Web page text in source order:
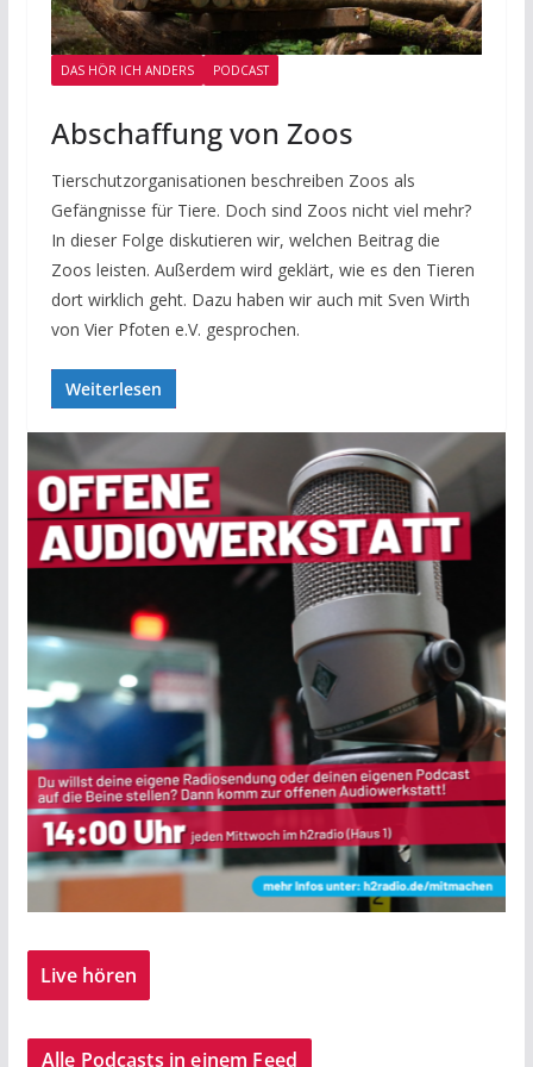
DAS HÖR ICH ANDERS PODCAST
Abschaffung von Zoos
Tierschutzorganisationen beschreiben Zoos als
Gefängnisse für Tiere. Doch sind Zoos nicht viel mehr?
In dieser Folge diskutieren wir, welchen Beitrag die
Zoos leisten. Außerdem wird geklärt, wie es den Tieren
dort wirklich geht. Dazu haben wir auch mit Sven Wirth
von Vier Pfoten e.V. gesprochen.
Weiterlesen
Live hören
Alle Podcasts in einem Feed